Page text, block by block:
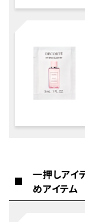
一押しアイ
めアイテム